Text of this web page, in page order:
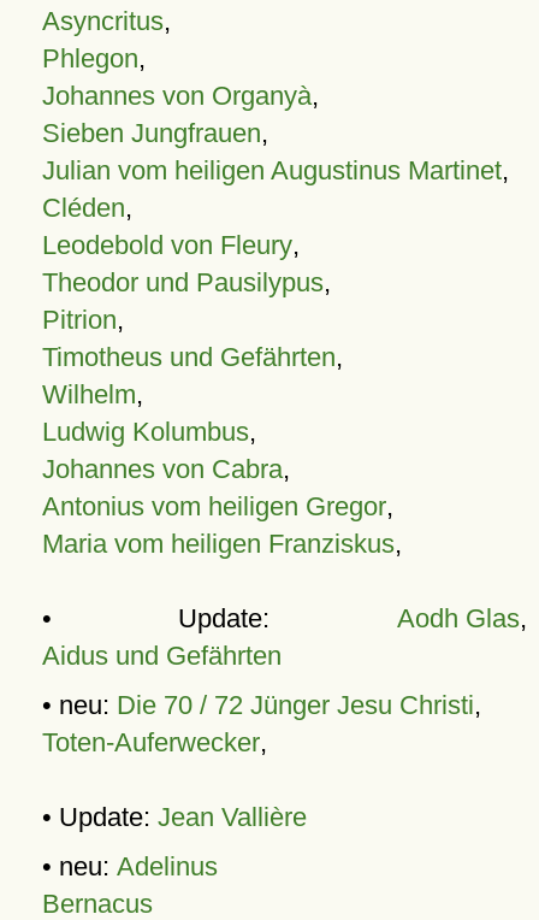
Asyncritus,
Phlegon,
Johannes von Organyà,
Sieben Jungfrauen,
Julian vom heiligen Augustinus Martinet,
Cléden,
Leodebold von Fleury,
Theodor und Pausilypus,
Pitrion,
Timotheus und Gefährten,
Wilhelm,
Ludwig Kolumbus,
Johannes von Cabra,
Antonius vom heiligen Gregor,
Maria vom heiligen Franziskus,
• Update: Aodh Glas,
Aidus und Gefährten
• neu: Die 70 / 72 Jünger Jesu Christi,
Toten-Auferwecker,
• Update: Jean Vallière
• neu: Adelinus
Bernacus